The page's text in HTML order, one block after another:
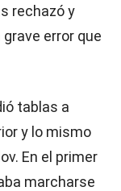
rechazó y
error que
tablas a
y lo mismo
En el primer
marcharse